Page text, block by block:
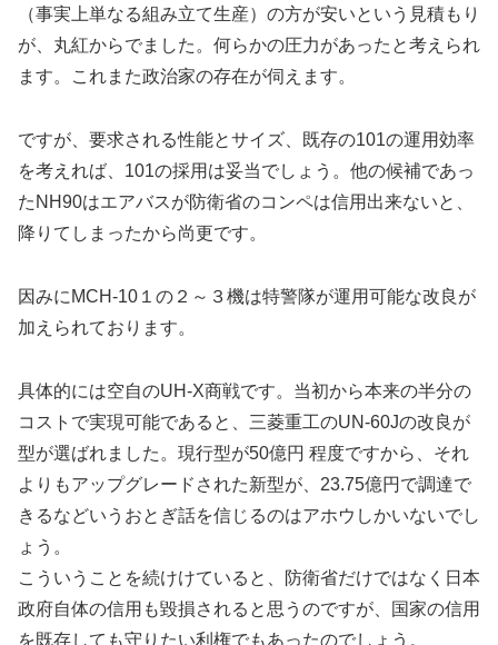
（事実上単なる組み立て生産）の方が安いという見積もり
が、丸紅からでました。何らかの圧力があったと考えられ
ます。これまた政治家の存在が伺えます。
ですが、要求される性能とサイズ、既存の101の運用効率
を考えれば、101の採用は妥当でしょう。他の候補であっ
たNH90はエアバスが防衛省のコンペは信用出来ないと、
降りてしまったから尚更です。
因みにMCH-10１の２～３機は特警隊が運用可能な改良が
加えられております。
具体的には空自のUH-X商戦です。当初から本来の半分の
コストで実現可能であると、三菱重工のUN-60Jの改良が
型が選ばれました。現行型が50億円 程度ですから、それ
よりもアップグレードされた新型が、23.75億円で調達で
きるなどいうおとぎ話を信じるのはアホウしかいないでし
ょう。
こういうことを続けけていると、防衛省だけではなく日本
政府自体の信用も毀損されると思うのですが、国家の信用
を既存しても守りたい利権でもあったのでしょう。